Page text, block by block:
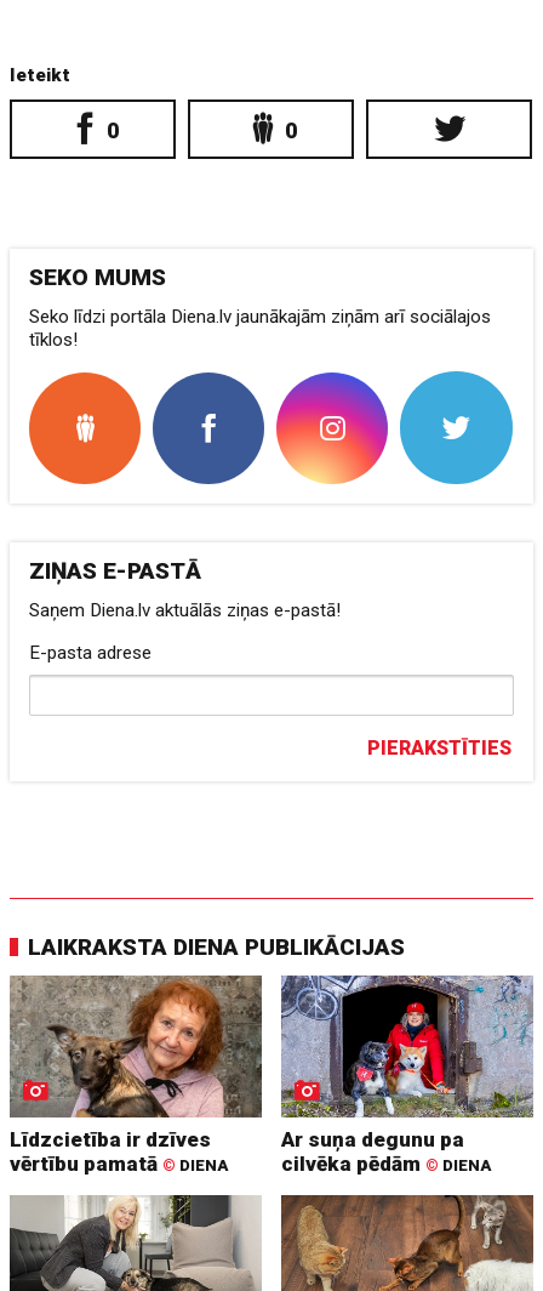
Ieteikt
0 0
SEKO MUMS
Seko līdzi portāla Diena.lv jaunākajām ziņām arī sociālajos
tīklos!
ZIŅAS E-PASTĀ
Saņem Diena.lv aktuālās ziņas e-pastā!
E-pasta adrese
PIERAKSTĪTIES
LAIKRAKSTA DIENA PUBLIKĀCIJAS
Līdzcietība ir dzīves
vērtību pamatā © DIENA
Ar suņa degunu pa
cilvēka pēdām © DIENA